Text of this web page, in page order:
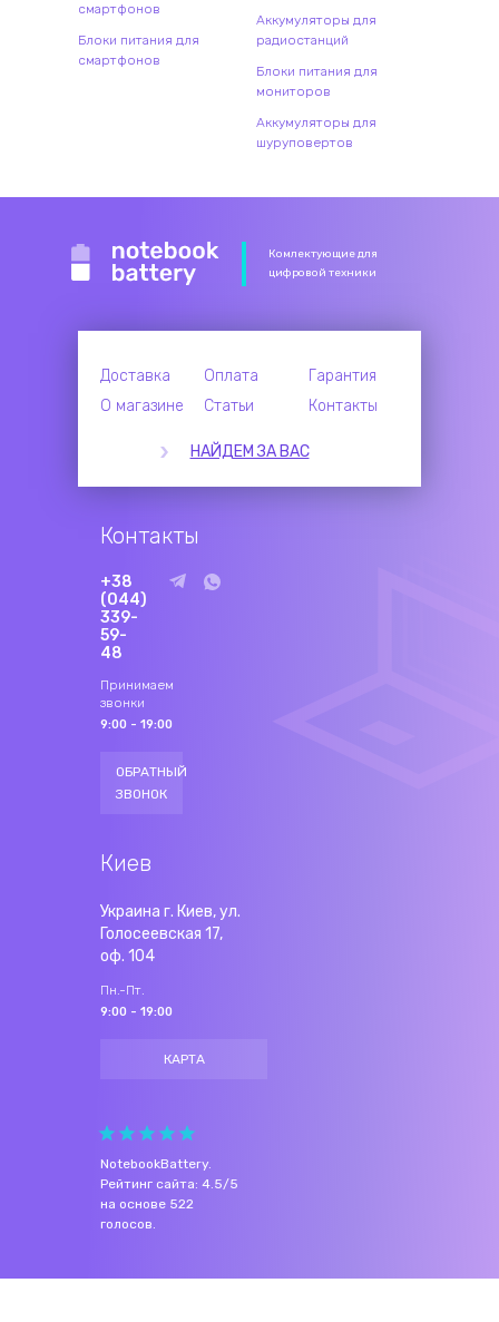
смартфонов
Блоки питания для
смартфонов
Аккумуляторы для
радиостанций
Блоки питания для
мониторов
Аккумуляторы для
шуруповертов
Комлектующие для
цифровой техники
Доставка Оплата
Гарантия
О магазине
Статьи Контакты
НАЙДЕМ ЗА ВАС
Контакты
+38
(044)
339-
59-
48
Принимаем
звонки
9:00 - 19:00
ОБРАТНЫЙ
ЗВОНОК
Киев
Украина г. Киев, ул.
Голосеевская 17,
оф. 104
Пн.-Пт.
9:00 - 19:00
КАРТА
NotebookBattery.
Рейтинг сайта: 4.5/5
на основе 522
голосов.